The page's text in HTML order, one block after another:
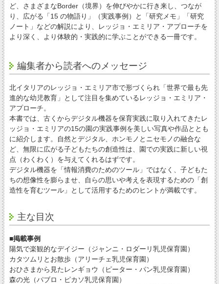
ど、さまざまなBorder（境界）を伸びやかに行き来し、つなが
り、広がる「15 の物語り」（実践事例）と「研究メモ」「研究
ノート」などの解説により、レッジョ・エミリア・アプローチを
より深く、より体験的・実践的に学ぶことができる一冊です。
編集者から読者へのメッセージ
北イタリアのレッジョ・エミリア市で形づくられ「世界で最も先
進的な幼児教育」として注目を集めているレッジョ・エミリア・
アプローチ。
本書では、古くからデジタル機器を保育実践に取り入れてきたレ
ッジョ・エミリアの15の園の実践事例を美しい写真や作品ととも
に紹介します。自然とデジタル、ホンモノとニセモノの融合な
ど、無限に広がる子どもたちの創造性は、園での実践に新しい視
点（わくわく）を与えてくれるはずです。
デジタル機器を「情報消費のためのツール」ではなく、子どもた
ちの想像性を膨らませ、自らの思いや考えを表現するための「創
造性を育むツール」として活用するためのヒントが満載です。
主な目次
■掲載事例
陽気で楽観的なデイジー（ジャンニ・ロダーリ乳児保育園）
カタツムリとお散歩（アリーチェ乳児保育園）
おひさまから見たレンギョウ（ピーター・パン乳児保育園）
森の光（パブロ・ピカソ乳児保育園）